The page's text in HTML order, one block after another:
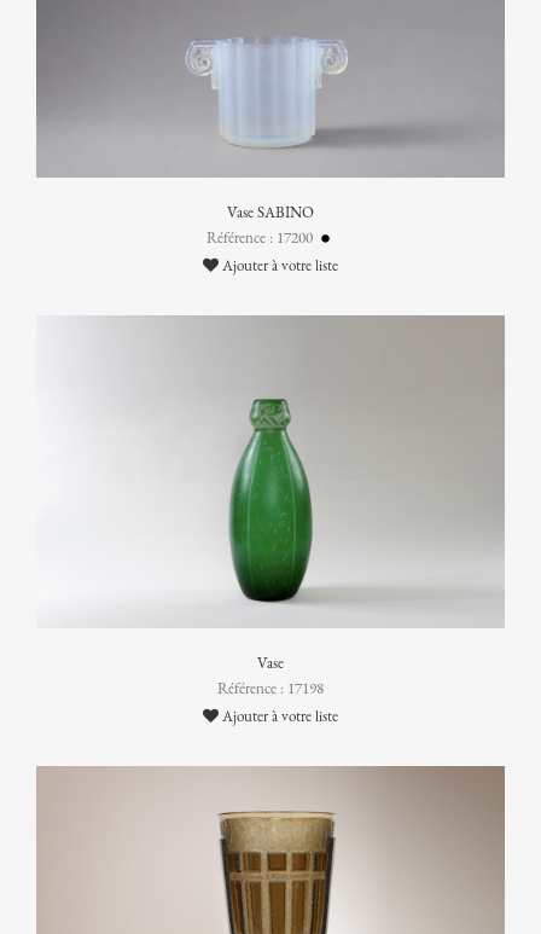
Vase SABINO
Référence : 17200
Ajouter à votre liste
Vase
Référence : 17198
Ajouter à votre liste